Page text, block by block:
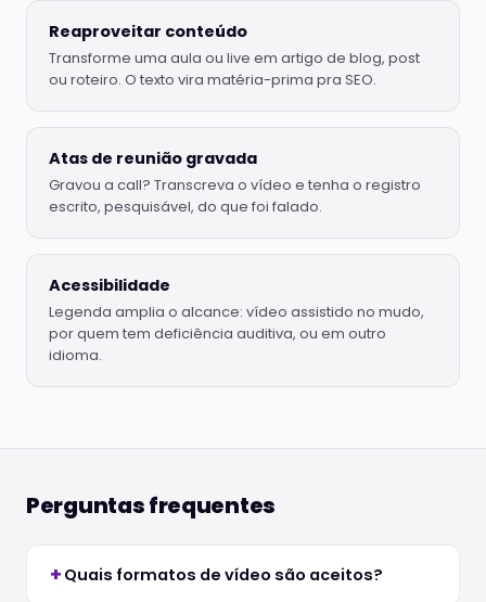
Reaproveitar conteúdo
Transforme uma aula ou live em artigo de blog, post
ou roteiro. O texto vira matéria-prima pra SEO.
Atas de reunião gravada
Gravou a call? Transcreva o vídeo e tenha o registro
escrito, pesquisável, do que foi falado.
Acessibilidade
Legenda amplia o alcance: vídeo assistido no mudo,
por quem tem deficiência auditiva, ou em outro
idioma.
Perguntas frequentes
Quais formatos de vídeo são aceitos?